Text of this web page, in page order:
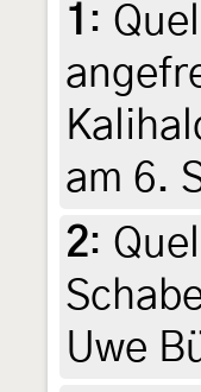
1 :
am 6.
2:
Uwe